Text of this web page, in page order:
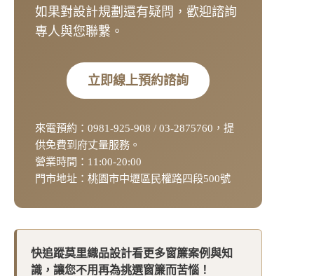
如果對設計規劃還有疑問，歡迎諮詢
專人與您聯繫。
立即線上預約諮詢
來電預約：0981-925-908 / 03-2875760，提
供免費到府丈量服務。
營業時間：11:00-20:00
門市地址：桃園市中壢區民權路四段500號
快追蹤莫里織品設計看更多窗簾案例與知
識，讓您不用再為挑選窗簾而苦惱！